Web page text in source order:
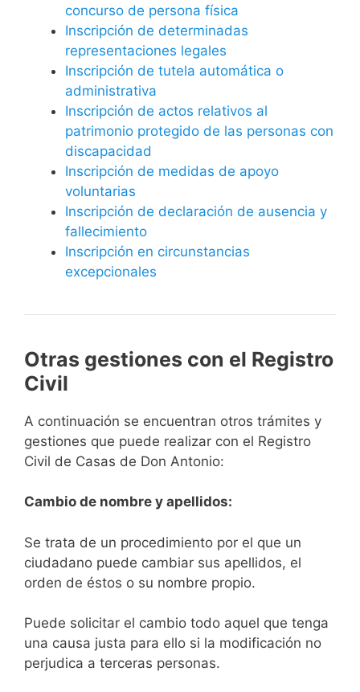
concurso de persona física
Inscripción de determinadas
representaciones legales
Inscripción de tutela automática o
administrativa
Inscripción de actos relativos al
patrimonio protegido de las personas con
discapacidad
Inscripción de medidas de apoyo
voluntarias
Inscripción de declaración de ausencia y
fallecimiento
Inscripción en circunstancias
excepcionales
Otras gestiones con el Registro
Civil
A continuación se encuentran otros trámites y
gestiones que puede realizar con el Registro
Civil de Casas de Don Antonio:
Cambio de nombre y apellidos:
Se trata de un procedimiento por el que un
ciudadano puede cambiar sus apellidos, el
orden de éstos o su nombre propio.
Puede solicitar el cambio todo aquel que tenga
una causa justa para ello si la modificación no
perjudica a terceras personas.